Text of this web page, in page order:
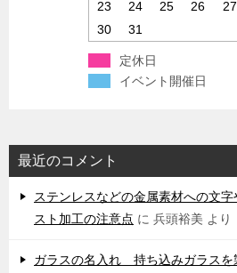
23
24 25 26 27
30
31
定休日
イベント開催日
最近のコメント
ステンレスなどの金属素材への文
スト加工の注意点 に 兵頭裕美 より
ガラスの名入れ 持ち込みガラス